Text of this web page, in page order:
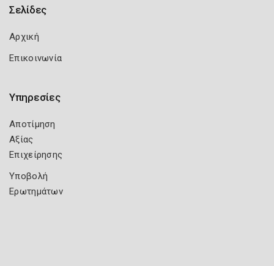
Σελίδες
Αρχική
Επικοινωνία
Υπηρεσίες
Αποτίμηση
Αξίας
Επιχείρησης
Υποβολή
Ερωτημάτων